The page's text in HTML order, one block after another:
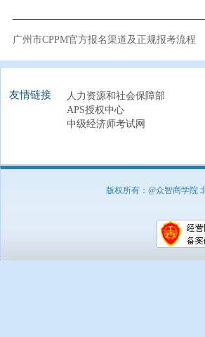
广州市CPPM官方报名渠道及正规报考流程
友情链接 人力资源和社会保障部
APS授权中心
中级经济师考试网
版权所有：@众智商学院